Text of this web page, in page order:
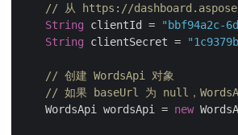
// 从 https://
String clientId =
"bbf94a2c-
String clientSecret =
// 创建 WordsApi 对象
// 如果 baseUrl 为 null，
    WordsApi wordsApi =
new